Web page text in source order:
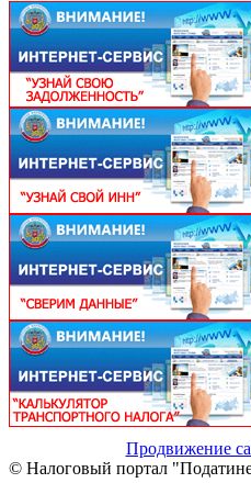
Продвижение
© Налоговый портал